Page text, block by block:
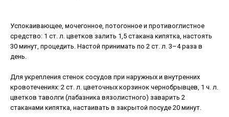
Успокаивающее, мочегонное, потогонное и противоглистное
средство: 1 ст. л. цветков залить 1,5 стакана кипятка, настоять
30 минут, процедить. Настой принимать по 2 ст. л. 3–4 раза в
день.
Для укрепления стенок сосудов при наружных и внутренних
кровотечениях: 2 ст. л. цветочных корзинок чернобрывцев, 1 ч. л.
цветков таволги (лабазника вязолистного) заварить 2
стаканами кипятка, настаивать в закрытой посуде 20 минут.